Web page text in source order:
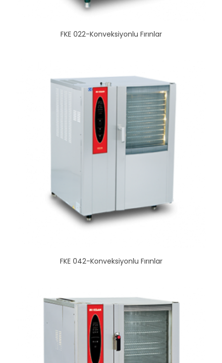
FKE 022-Konveksiyonlu Fırınlar
FKE 042-Konveksiyonlu Fırınlar